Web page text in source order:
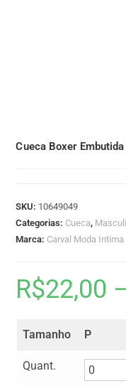
Cueca Boxer
SKU: 10649049
Categorias: Cueca,
Marca: Carval Moda Intima
R$22,00
Tamanho P
Quant.